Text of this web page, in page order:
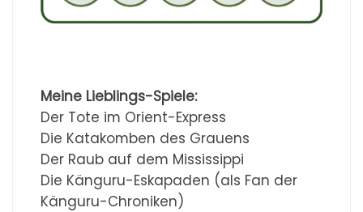
Meine Lieblings-Spiele:
Der Tote im Orient-Express
Die Katakomben des Grauens
Der Raub auf dem Mississippi
Die Känguru-Eskapaden (als Fan der
Känguru-Chroniken)